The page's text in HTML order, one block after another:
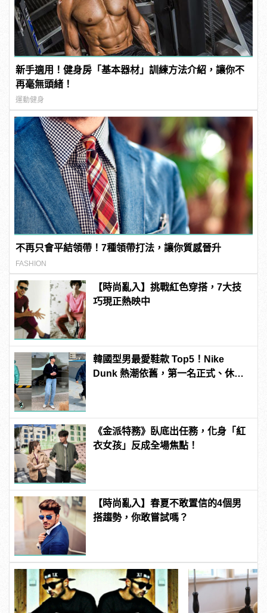
新手適用！健身房「基本器材」訓練方法介紹，讓你不
再毫無頭緒！
運動健身
不再只會平結領帶！7種領帶打法，讓你質感晉升
FASHION
【時尚亂入】挑戰紅色穿搭，7大技
巧現正熱映中
韓國型男最愛鞋款 Top5！Nike
Dunk 熱潮依舊，第一名正式、休閒
《金派特務》臥底出任務，化身「紅
衣女孩」反成全場焦點！
【時尚亂入】春夏不敢置信的4個男
搭趨勢，你敢嘗試嗎？